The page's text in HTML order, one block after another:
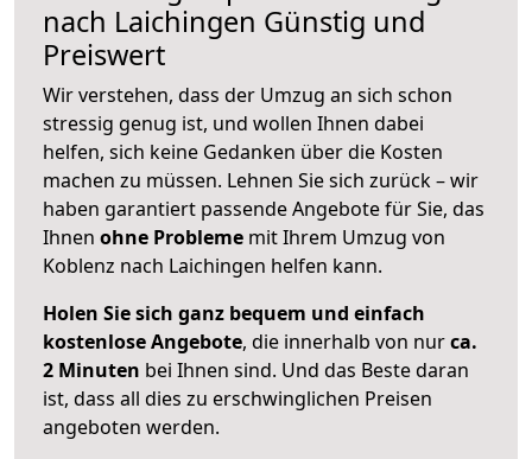
nach Laichingen Günstig und
Preiswert
Wir verstehen, dass der Umzug an sich schon
stressig genug ist, und wollen Ihnen dabei
helfen, sich keine Gedanken über die Kosten
machen zu müssen. Lehnen Sie sich zurück – wir
haben garantiert passende Angebote für Sie, das
Ihnen ohne Probleme mit Ihrem Umzug von
Koblenz nach Laichingen helfen kann.
Holen Sie sich ganz bequem und einfach
kostenlose Angebote, die innerhalb von nurca.
2 Minuten bei Ihnen sind. Und das Beste daran
ist, dass all dies zu erschwinglichen Preisen
angeboten werden.